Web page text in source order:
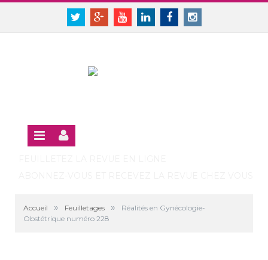
Panneau de gestion des cookies
TwitterGoogle+YoutubeLinkedinFacebookInstagram
SE CONNECTER
Accueil » Feuilletages »
Réalités en Gynécologie-
Obstétrique numéro 228